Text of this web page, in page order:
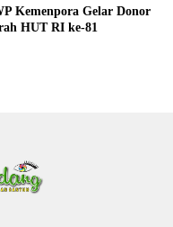
Kemenpora Gelar Donor
HUT RI ke-81